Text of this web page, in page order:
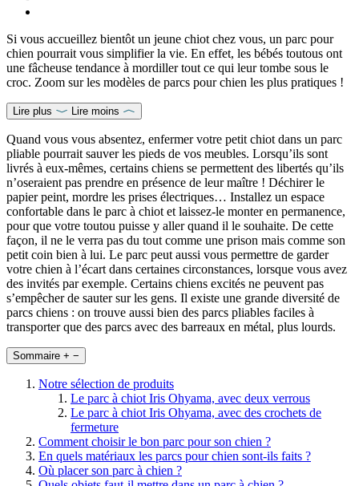
Si vous accueillez bientôt un jeune chiot chez vous, un parc pour
chien pourrait vous simplifier la vie. En effet, les bébés toutous ont
une fâcheuse tendance à mordiller tout ce qui leur tombe sous le
croc. Zoom sur les modèles de parcs pour chien les plus pratiques !
Lire plus Lire moins
Quand vous vous absentez, enfermer votre petit chiot dans un parc
pliable pourrait sauver les pieds de vos meubles. Lorsqu’ils sont
livrés à eux-mêmes, certains chiens se permettent des libertés qu’ils
n’oseraient pas prendre en présence de leur maître ! Déchirer le
papier peint, mordre les prises électriques… Installez un espace
confortable dans le parc à chiot et laissez-le monter en permanence,
pour que votre toutou puisse y aller quand il le souhaite. De cette
façon, il ne le verra pas du tout comme une prison mais comme son
petit coin bien à lui. Le parc peut aussi vous permettre de garder
votre chien à l’écart dans certaines circonstances, lorsque vous avez
des invités par exemple. Certains chiens excités ne peuvent pas
s’empêcher de sauter sur les gens. Il existe une grande diversité de
parcs chiens : on trouve aussi bien des parcs pliables faciles à
transporter que des parcs avec des barreaux en métal, plus lourds.
Sommaire + −
Notre sélection de produits
Le parc à chiot Iris Ohyama, avec deux verrous
Le parc à chiot Iris Ohyama, avec des crochets de
fermeture
Comment choisir le bon parc pour son chien ?
En quels matériaux les parcs pour chien sont-ils faits ?
Où placer son parc à chien ?